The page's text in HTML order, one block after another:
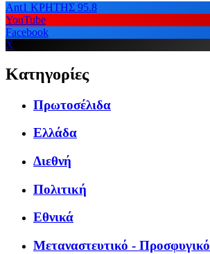
Ant1 ΚΡΗΤΗΣ 95.8
YouTube
Facebook
X
Κατηγορίες
Πρωτοσέλιδα
Ελλάδα
Διεθνή
Πολιτική
Εθνικά
Μεταναστευτικό - Προσφυγικό